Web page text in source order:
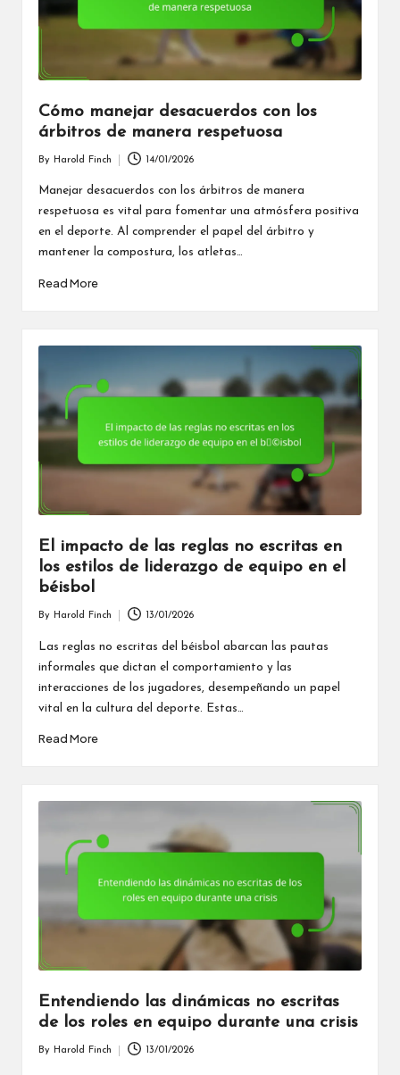
Cómo manejar desacuerdos con los
árbitros de manera respetuosa
by
By Harold Finch 14/01/2026
Manejar desacuerdos con los árbitros de manera
respetuosa es vital para fomentar una atmósfera positiva
en el deporte. Al comprender el papel del árbitro y
mantener la compostura, los atletas…
Read More
El impacto de las reglas no escritas en
los estilos de liderazgo de equipo en el
béisbol
by
By Harold Finch 13/01/2026
Las reglas no escritas del béisbol abarcan las pautas
informales que dictan el comportamiento y las
interacciones de los jugadores, desempeñando un papel
vital en la cultura del deporte. Estas…
Read More
Entendiendo las dinámicas no escritas
de los roles en equipo durante una crisis
By Harold Finch 13/01/2026